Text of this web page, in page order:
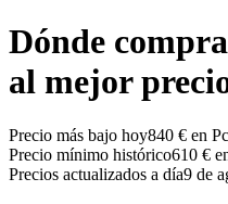
Dónde
al mejor
Precio más bajo hoy840 € en
Precio mínimo histórico610 €
Precios actualizados a día9 de